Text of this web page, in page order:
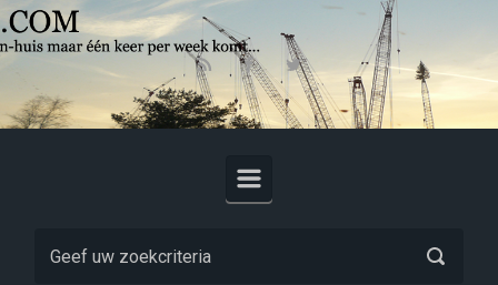
Skip to main content